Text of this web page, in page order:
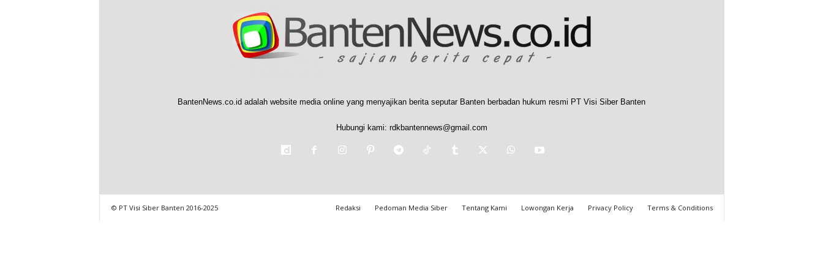
BantenNews.co.id adalah website media online yang menyajikan berita seputar Banten berbadan hukum resmi PT Visi Siber Banten
Hubungi kami: rdkbantennews@gmail.com
Redaksi Pedoman Media Siber Tentang Kami Lowongan Kerja Privacy Policy Terms & Conditions
© PT Visi Siber Banten 2016-2025